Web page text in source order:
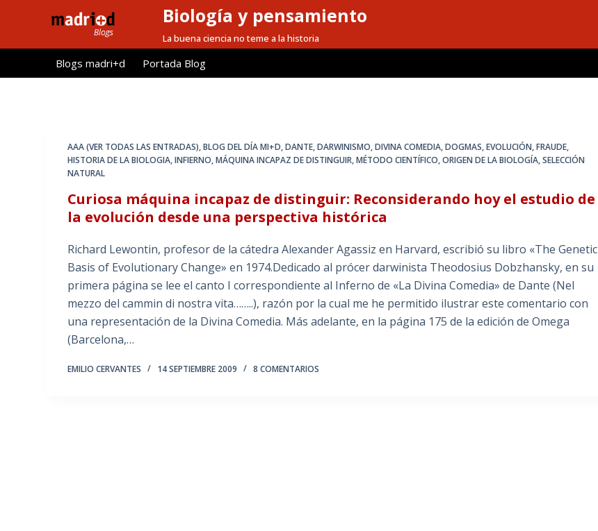
l
Biología y pensamiento
La buena ciencia no teme a la historia
Blogs madri+d Portada Blog
AAA (VER TODAS LAS ENTRADAS),BLOG DEL DÍA MI+D,DANTE,DARWINISMO,DIVINA COMEDIA,DOGMAS,EVOLUCIÓN,FRAUDE,
HISTORIA DE LA BIOLOGIA,INFIERNO,MÁQUINA INCAPAZ DE DISTINGUIR,MÉTODO CIENTÍFICO,ORIGEN DE LA BIOLOGÍA,SELECCIÓN
NATURAL
Curiosa máquina incapaz de distinguir: Reconsiderando hoy el estudio de
la evolución desde una perspectiva histórica
Richard Lewontin, profesor de la cátedra Alexander Agassiz en Harvard, escribió su libro «The Genetic
Basis of Evolutionary Change» en 1974.Dedicado al prócer darwinista Theodosius Dobzhansky, en su
primera página se lee el canto I correspondiente al Inferno de «La Divina Comedia» de Dante (Nel
mezzo del cammin di nostra vita……..), razón por la cual me he permitido ilustrar este comentario con
una representación de la Divina Comedia. Más adelante, en la página 175 de la edición de Omega
(Barcelona,…
EMILIO CERVANTES 14 SEPTIEMBRE 2009 8 COMENTARIOS